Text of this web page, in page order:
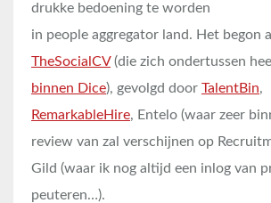
drukke bedoening te worden
in people aggregator land. Het begon
TheSocialCV(die zich ondertussen
binnen Dice), gevolgd door TalentBin,
RemarkableHire, Entelo (waar zeer
review van zal verschijnen op
Gild (waar ik nog altijd een inlog van
peuteren…).